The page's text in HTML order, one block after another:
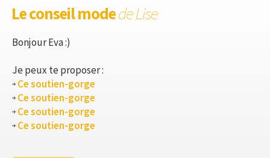
Le conseil modede Lise
Bonjour Eva :)
Je peux te proposer :
Ce soutien-gorge
Ce soutien-gorge
Ce soutien-gorge
Ce soutien-gorge